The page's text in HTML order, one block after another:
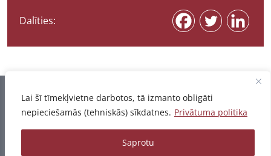
Lai šī tīmekļvietne darbotos, tā izmanto obligāti
nepieciešamās (tehniskās) sīkdatnes. Privātuma politika
Saprotu
Dalīties:
Informācija pēdējo reizi atjaunota 07.08.2026
© 2026 - Pētījumu un publikāciju datubāze